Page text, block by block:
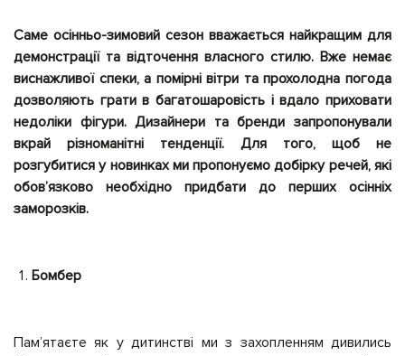
Саме осінньо-зимовий сезон вважається найкращим для
демонстрації та відточення власного стилю. Вже немає
виснажливої спеки, а помірні вітри та прохолодна погода
дозволяють грати в багатошаровість і вдало приховати
недоліки фігури. Дизайнери та бренди запропонували
вкрай різноманітні тенденції. Для того, щоб не
розгубитися у новинках ми пропонуємо добірку речей, які
обов’язково необхідно придбати до перших осінніх
заморозків.
Бомбер
Пам’ятаєте як у дитинстві ми з захопленням дивились